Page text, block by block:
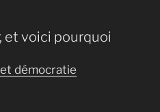
et voici pourquoi
démocratie